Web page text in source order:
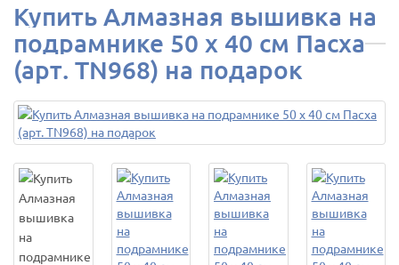
Купить Алмазная вышивка на
подрамнике 50 х 40 см Пасха
(арт. TN968) на подарок